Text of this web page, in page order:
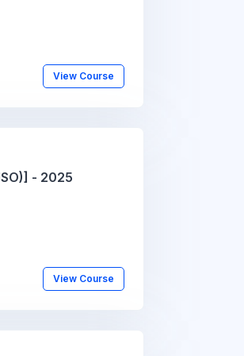
View Course
- 2025
View Course